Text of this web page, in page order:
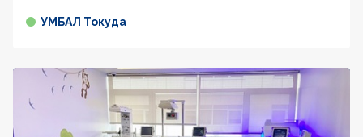
УМБАЛ Токуда